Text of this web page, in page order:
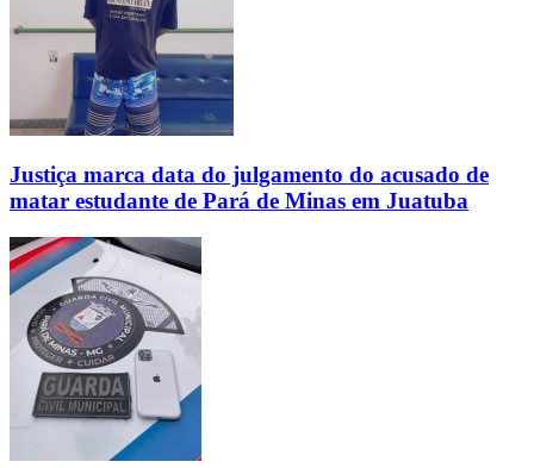
Justiça marca data do julgamento do acusado de
matar estudante de Pará de Minas em Juatuba